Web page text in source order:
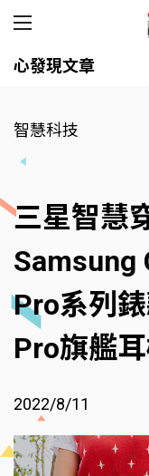
心發現文章
智慧科技
三星智慧
Samsung
Pro系列
Pro旗艦
2022/8/11